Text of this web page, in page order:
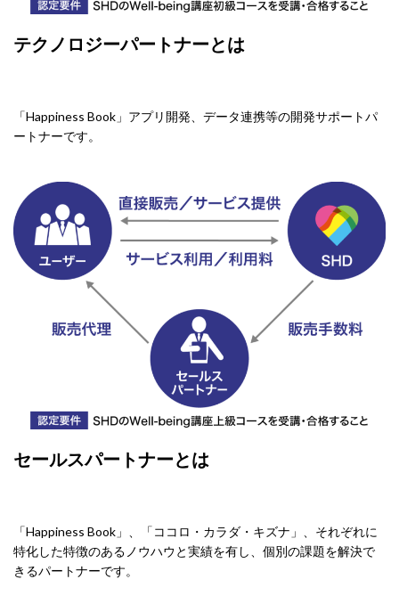
テクノロジーパートナーとは
「Happiness Book」アプリ開発、データ連携等の開発サポートパ
ートナーです。
セールスパートナーとは
「Happiness Book」、「ココロ・カラダ・キズナ」、それぞれに
特化した特徴のあるノウハウと実績を有し、個別の課題を解決で
きるパートナーです。